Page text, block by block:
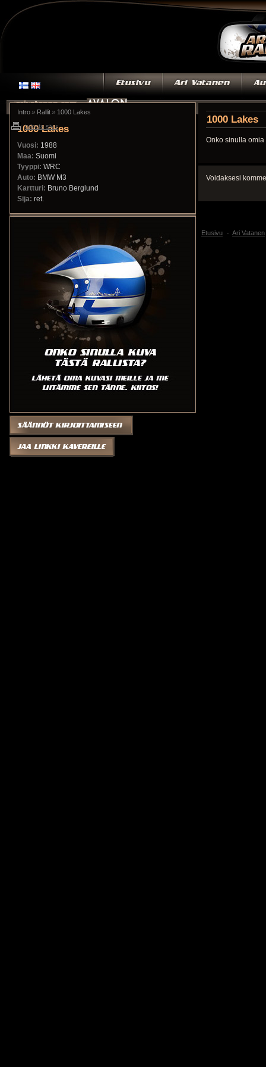
Intro » Rallit » 1000 Lakes
1000 Lakes
Vuosi: 1988
Maa: Suomi
Tyyppi: WRC
Auto: BMW M3
Kartturi: Bruno Berglund
Sija: ret.
1000 Lakes
Onko sinulla
Voidaksesi
tulosta sivu
Etusivu Ari Vatanen